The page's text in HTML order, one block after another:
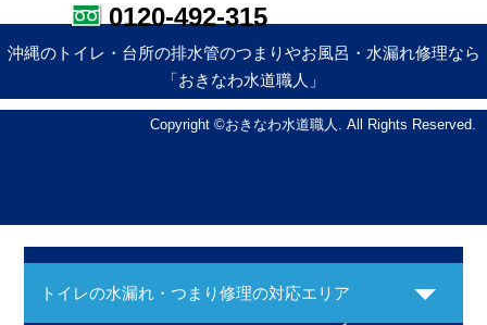
0120-492-315
沖縄のトイレ・台所の排水管のつまりやお風呂・水漏れ修理なら
「おきなわ水道職人」
Copyright ©おきなわ水道職人. All Rights Reserved.
トイレの水漏れ・つまり修理の対応エリア